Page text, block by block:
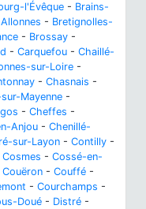
l'Évêque - Brains-
- Bretignolles-
- Brossay -
- Carquefou - Chaillé-
sur-Loire -
- Chasnais -
Mayenne -
- Cheffes -
Anjou - Chenillé-
sur-Layon - Contilly -
Cosmes - Cossé-en-
Couëron - Couffé -
- Courchamps -
Doué - Distré -